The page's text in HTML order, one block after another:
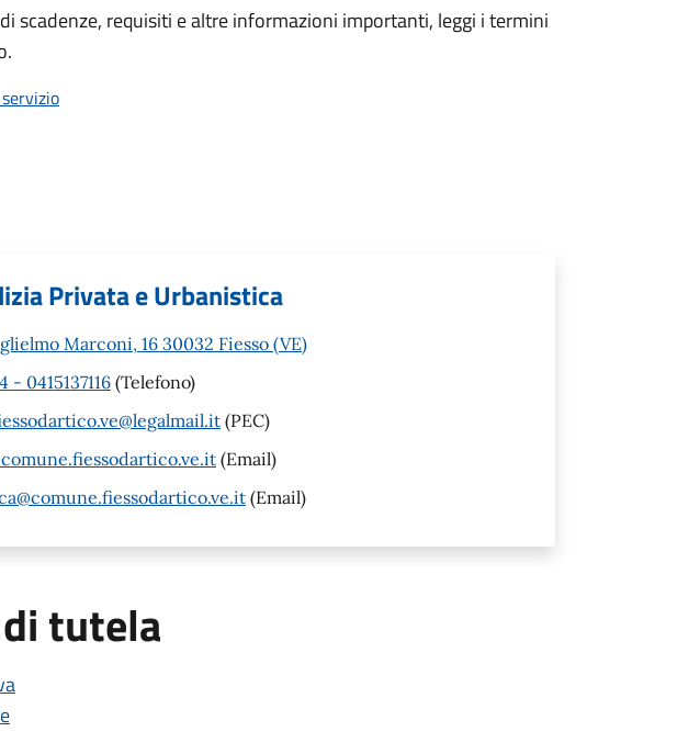
scadenze, requisiti e altre informazioni importanti, leggi i termini
Privata e Urbanistica
Marconi, 16 30032 Fiesso (VE)
- 0415137116 (Telefono)
(PEC)
(Email)
(Email)
tutela